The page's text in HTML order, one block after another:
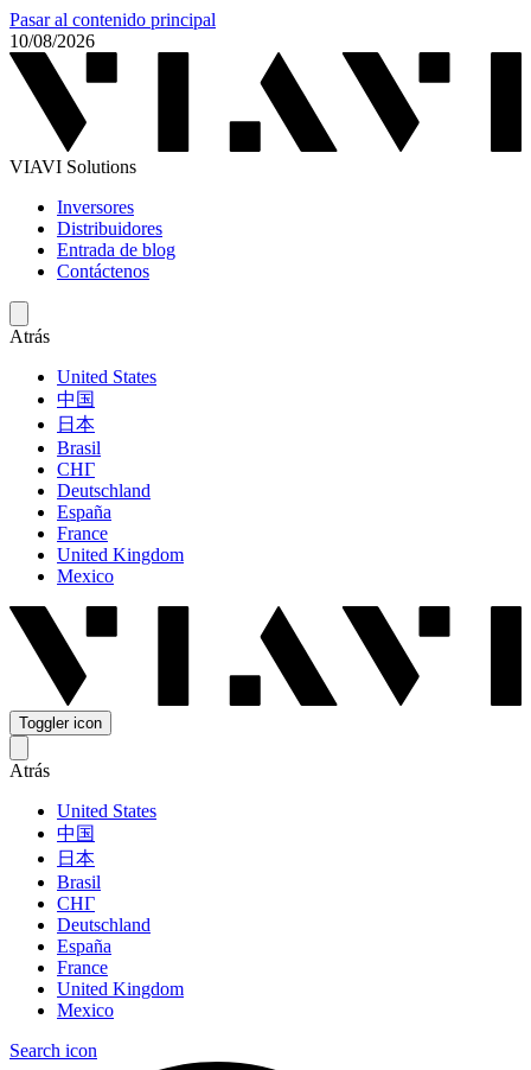
Pasar al contenido principal
10/08/2026
VIAVI Solutions
Inversores
Distribuidores
Entrada de blog
Contáctenos
Atrás
United States
中国
日本
Brasil
СНГ
Deutschland
España
France
United Kingdom
Mexico
Toggler icon
Atrás
United States
中国
日本
Brasil
СНГ
Deutschland
España
France
United Kingdom
Mexico
Search icon